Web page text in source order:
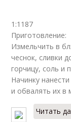
1:1187
Приготовление:
Измельчить в
чеснок, сливки
горчицу, соль и
Начинку
и обвалять их в
Читать